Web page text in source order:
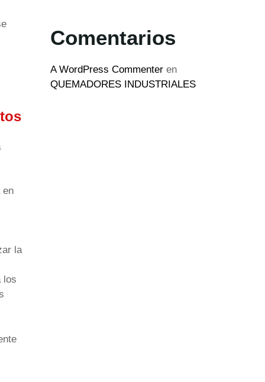
en
la
los
Comentarios
A WordPress Commenteren
QUEMADORES INDUSTRIALES